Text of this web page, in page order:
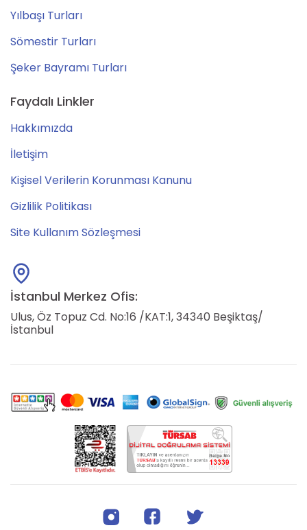
Yılbaşı Turları
Sömestir Turları
Şeker Bayramı Turları
Faydalı Linkler
Hakkımızda
İletişim
Kişisel Verilerin Korunması Kanunu
Gizlilik Politikası
Site Kullanım Sözleşmesi
İstanbul Merkez Ofis:
Ulus, Öz Topuz Cd. No:16 /KAT:1, 34340 Beşiktaş/
İstanbul